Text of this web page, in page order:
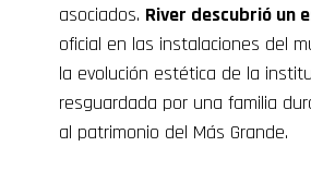
asociados. River descubrió un
oficial en las instalaciones del
la evolución estética de la
resguardada por una familia
al patrimonio del Más Grande.